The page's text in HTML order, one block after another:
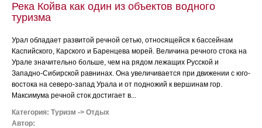
Река Койва как один из объектов водного
туризма
Урал обладает развитой речной сетью, относящейся к бассейнам
Каспийского, Карского и Баренцева морей. Величина речного стока на
Урале значительно больше, чем на рядом лежащих Русской и
Западно-Сибирской равнинах. Она увеличивается при движении с юго-
востока на северо-запад Урала и от подножий к вершинам гор.
Максимума речной сток достигает в...
Категория: Туризм -> Отдых
Автор: